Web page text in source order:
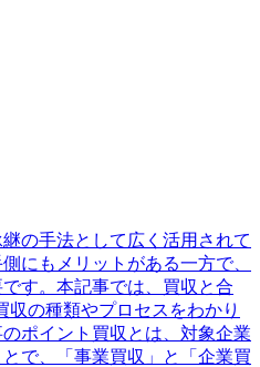
の手法として広く活用されて
にもメリットがある一方で、
す。本記事では、買収と合
の種類やプロセスをわかり
ポイント買収とは、対象企業
で、「事業買収」と「企業買